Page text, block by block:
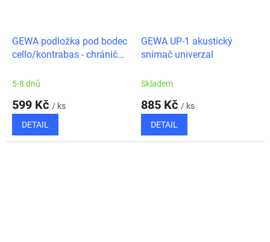
GEWA podložka pod bodec
cello/kontrabas - chránič
5-8 dnů
599 Kč / ks
DETAIL
GEWA UP-1 akustický
snímač univerzal
Skladem
885 Kč / ks
DETAIL